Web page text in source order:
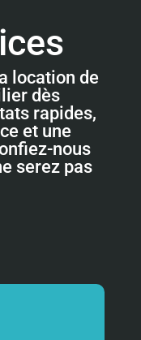
location de
dès
rapides,
et une
nous
serez pas